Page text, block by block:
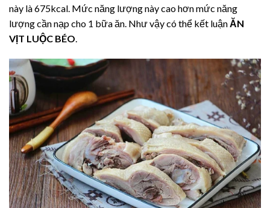
này là 675kcal. Mức năng lượng này cao hơn mức năng
lượng cần nạp cho 1 bữa ăn. Như vậy có thể kết luậnĂN
VỊT LUỘC BÉO.